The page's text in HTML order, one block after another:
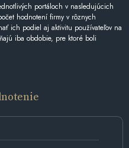
portáloch v nasledujúcich
hodnotení firmy v rôznych
ich podiel aj aktivitu používateľov na
iba obdobie, pre ktoré boli